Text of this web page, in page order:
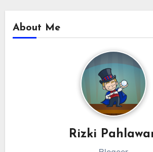
About Me
Rizki